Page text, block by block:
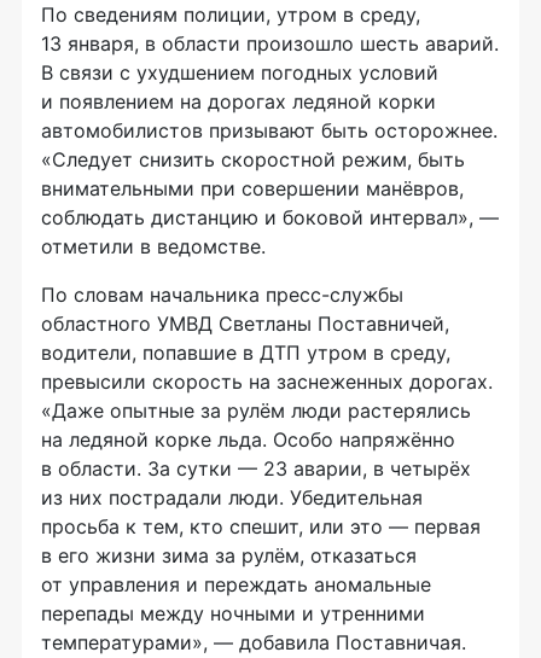
По сведениям полиции, утром в среду,
13 января, в области произошло шесть аварий.
В связи с ухудшением погодных условий
и появлением на дорогах ледяной корки
автомобилистов призывают быть осторожнее.
«Следует снизить скоростной режим, быть
внимательными при совершении манёвров,
соблюдать дистанцию и боковой интервал», —
отметили в ведомстве.
По словам начальника пресс-службы
областного УМВД Светланы Поставничей,
водители, попавшие в ДТП утром в среду,
превысили скорость на заснеженных дорогах.
«Даже опытные за рулём люди растерялись
на ледяной корке льда. Особо напряжённо
в области. За сутки — 23 аварии, в четырёх
из них пострадали люди. Убедительная
просьба к тем, кто спешит, или это — первая
в его жизни зима за рулём, отказаться
от управления и переждать аномальные
перепады между ночными и утренними
температурами», — добавила Поставничая.